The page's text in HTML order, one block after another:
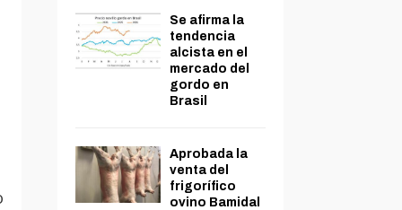
Se afirma la
tendencia
alcista en el
mercado del
gordo en
Brasil
Aprobada la
venta del
frigorífico
ovino Bamidal